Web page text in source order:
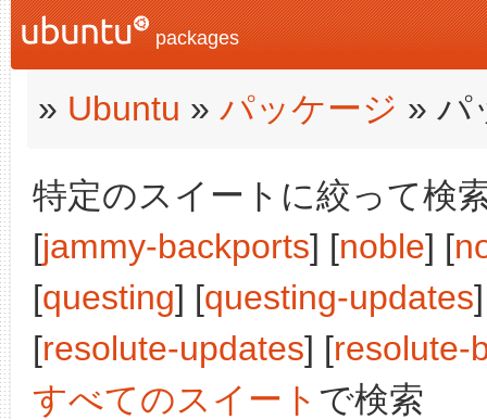
packages
» Ubuntu » パッケージ » パ
特定のスイートに絞って検
[jammy-backports] [noble] [
[questing] [questing-updates
[resolute-updates] [resolute-
すべてのスイート で検索